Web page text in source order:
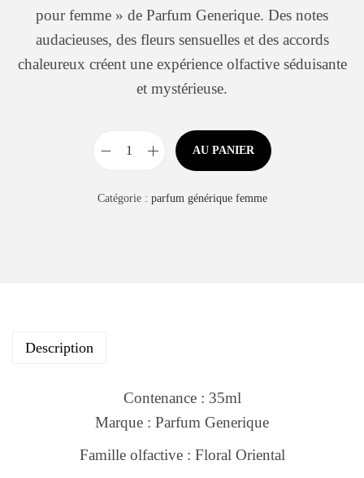
pour femme » de Parfum Generique. Des notes
audacieuses, des fleurs sensuelles et des accords
chaleureux créent une expérience olfactive séduisante
et mystérieuse.
AU PANIER
Catégorie : parfum générique femme
Description
Contenance : 35ml
Marque : Parfum Generique
Famille olfactive : Floral Oriental